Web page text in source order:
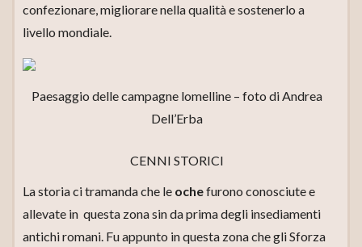
confezionare, migliorare nella qualità e sostenerlo a
livello mondiale.
Paesaggio delle campagne lomelline – foto di Andrea
Dell’Erba
CENNI STORICI
La storia ci tramanda che le ochefurono conosciute e
allevate in questa zona sin da prima degli insediamenti
antichi romani. Fu appunto in questa zona che gli Sforza